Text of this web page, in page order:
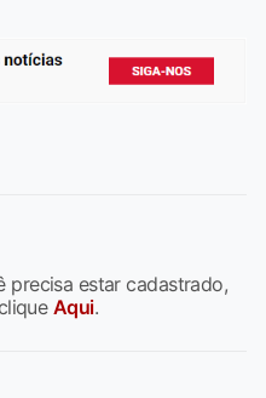
precisa estar cadastrado,
Aqui.